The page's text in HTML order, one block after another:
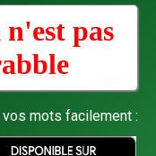
pas
mots facilement :